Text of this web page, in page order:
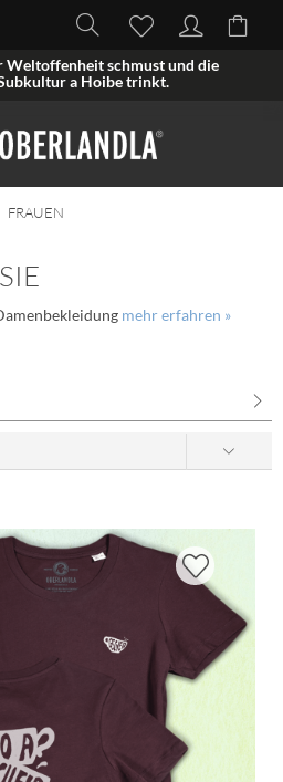
Weltoffenheit schmust und die
a Hoibe trinkt.
FRAUEN
mehr erfahren »